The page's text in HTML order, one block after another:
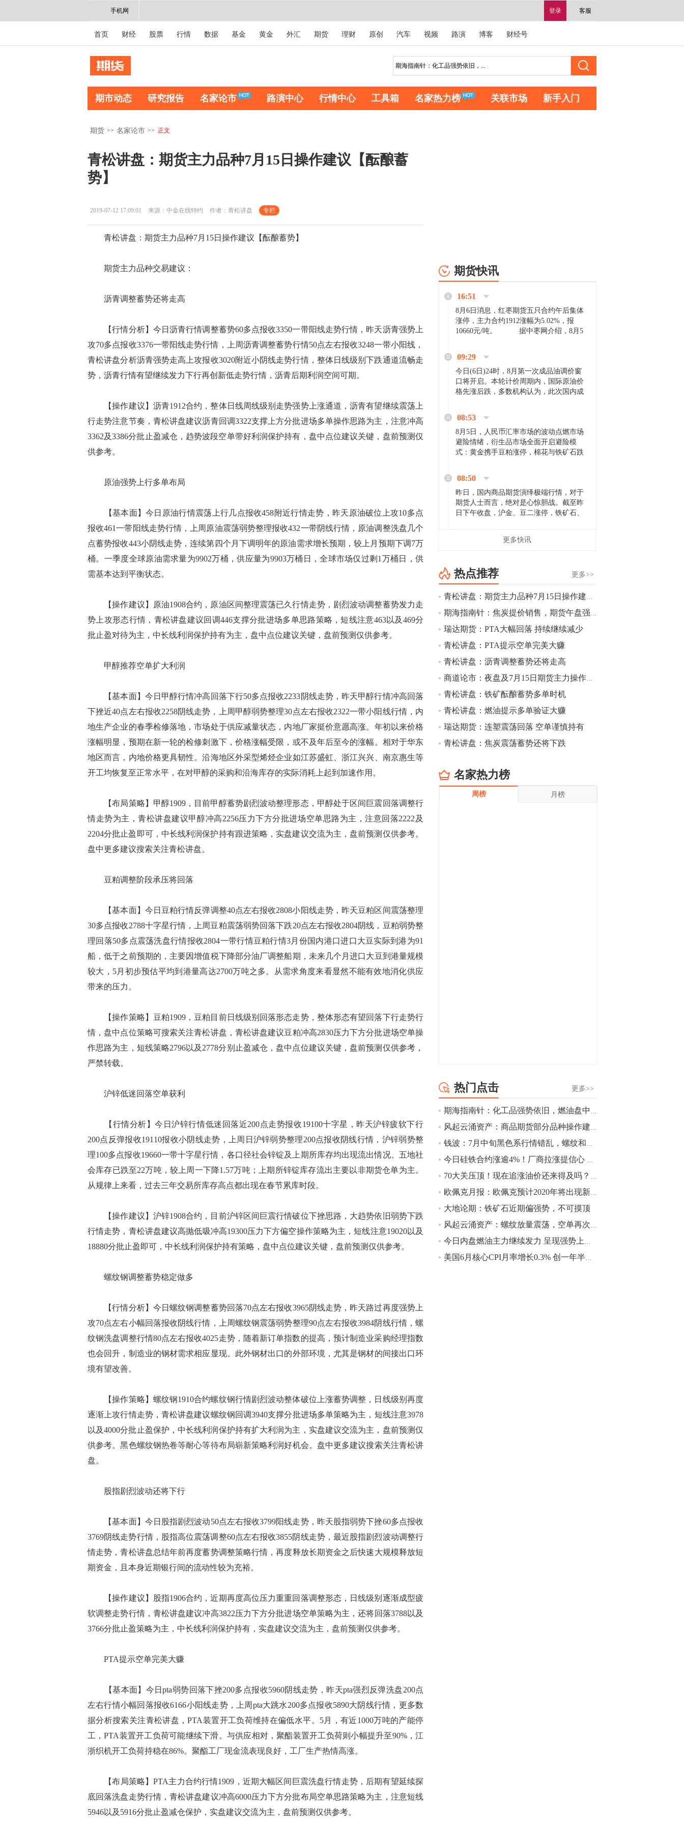
登录 客服
手机网
首页 财经 股票 行情 数据 基金 黄金 外汇 期货 理财 原创 汽车 视频 路演 博客 财经号
期市动态 研究报告 名家论市 路演中心 行情中心 工具箱 名家热力榜 关联市场 新手入门
期货 >> 名家论市 >> 正文
青松讲盘：期货主力品种7月15日操作建议【酝酿蓄
势】
2019-07-12 17:09:01 来源：中金在线特约 作者：青松讲盘 专栏
青松讲盘：期货主力品种7月15日操作建议【酝酿蓄势】
期货主力品种交易建议：
沥青调整蓄势还将走高
【行情分析】今日沥青行情调整蓄势60多点报收3350一带阳线走势行情，昨天沥青强势上
攻70多点报收3376一带阳线走势行情，上周沥青调整蓄势行情50点左右报收3248一带小阳线，
青松讲盘分析沥青强势走高上攻报收3020附近小阴线走势行情，整体日线级别下跌通道流畅走
势，沥青行情有望继续发力下行再创新低走势行情，沥青后期利润空间可期。
【操作建议】沥青1912合约，整体日线周线级别走势强势上涨通道，沥青有望继续震荡上
行走势注意节奏，青松讲盘建议沥青回调3322支撑上方分批进场多单操作思路为主，注意冲高
3362及3386分批止盈减仓，趋势波段空单带好利润保护持有，盘中点位建议关键，盘前预测仅
供参考。
原油强势上行多单布局
【基本面】今日原油行情震荡上行几点报收458附近行情走势，昨天原油破位上攻10多点
报收461一带阳线走势行情，上周原油震荡弱势整理报收432一带阴线行情，原油调整洗盘几个
点蓄势报收443小阴线走势，连续第四个月下调明年的原油需求增长预期，较上月预期下调7万
桶。一季度全球原油需求量为9902万桶，供应量为9903万桶日，全球市场仅过剩1万桶日，供
需基本达到平衡状态。
【操作建议】原油1908合约，原油区间整理震荡已久行情走势，剧烈波动调整蓄势发力走
势上攻形态行情，青松讲盘建议回调446支撑分批进场多单思路策略，短线注意463以及469分
批止盈对待为主，中长线利润保护持有为主，盘中点位建议关键，盘前预测仅供参考。
甲醇推荐空单扩大利润
【基本面】今日甲醇行情冲高回落下行50多点报收2233阴线走势，昨天甲醇行情冲高回落
下挫近40点左右报收2258阴线走势，上周甲醇弱势整理30点左右报收2322一带小阳线行情，内
地生产企业的春季检修落地，市场处于供应减量状态，内地厂家挺价意愿高涨。年初以来价格
涨幅明显，预期在新一轮的检修刺激下，价格涨幅受限，或不及年后至今的涨幅。相对于华东
地区而言，内地价格更具韧性。沿海地区外采型烯烃企业如江苏盛虹、浙江兴兴、南京惠生等
开工均恢复至正常水平，在对甲醇的采购和沿海库存的实际消耗上起到加速作用。
【布局策略】甲醇1909，目前甲醇蓄势剧烈波动整理形态，甲醇处于区间巨震回落调整行
情走势为主，青松讲盘建议甲醇冲高2256压力下方分批进场空单思路为主，注意回落2222及
2204分批止盈即可，中长线利润保护持有跟进策略，实盘建议交流为主，盘前预测仅供参考。
盘中更多建议搜索关注青松讲盘。
豆粕调整阶段承压将回落
【基本面】今日豆粕行情反弹调整40点左右报收2808小阳线走势，昨天豆粕区间震荡整理
30多点报收2788十字星行情，上周豆粕震荡弱势回落下跌20点左右报收2804阴线，豆粕弱势整
理回落50多点震荡洗盘行情报收2804一带行情豆粕行情3月份国内港口进口大豆实际到港为91
船，低于之前预期的，主要因增值税下降部分油厂调整船期，未来几个月进口大豆到港量规模
较大，5月初步预估平均到港量高达2700万吨之多。从需求角度来看显然不能有效地消化供应
带来的压力。
【操作策略】豆粕1909，豆粕目前日线级别回落形态走势，整体形态有望回落下行走势行
情，盘中点位策略可搜索关注青松讲盘，青松讲盘建议豆粕冲高2830压力下方分批进场空单操
作思路为主，短线策略2796以及2778分别止盈减仓，盘中点位建议关键，盘前预测仅供参考，
严禁转载。
沪锌低迷回落空单获利
【行情分析】今日沪锌行情低迷回落近200点走势报收19100十字星，昨天沪锌疲软下行
200点反弹报收19110报收小阴线走势，上周日沪锌弱势整理200点报收阴线行情，沪锌弱势整
理100多点报收19660一带十字星行情，各口径社会锌锭及上期所库存均出现流出情况。五地社
会库存已跌至22万吨，较上周一下降1.57万吨；上期所锌锭库存流出主要以非期货仓单为主。
从规律上来看，过去三年交易所库存高点都出现在春节累库时段。
【操作建议】沪锌1908合约，目前沪锌区间巨震行情破位下挫思路，大趋势依旧弱势下跌
行情走势，青松讲盘建议高抛低吸冲高19300压力下方偏空操作策略为主，短线注意19020以及
18880分批止盈即可，中长线利润保护持有策略，盘中点位建议关键，盘前预测仅供参考。
螺纹钢调整蓄势稳定做多
【行情分析】今日螺纹钢调整蓄势回落70点左右报收3965阴线走势，昨天路过再度强势上
攻70点左右小幅回落报收阴线行情，上周螺纹钢震荡弱势整理90点左右报收3984阴线行情，螺
纹钢洗盘调整行情80点左右报收4025走势，随着新订单指数的提高，预计制造业采购经理指数
也会回升，制造业的钢材需求相应显现。此外钢材出口的外部环境，尤其是钢材的间接出口环
境有望改善。
【操作策略】螺纹钢1910合约螺纹钢行情剧烈波动整体破位上涨蓄势调整，日线级别再度
逐渐上攻行情走势，青松讲盘建议螺纹钢回调3940支撑分批进场多单策略为主，短线注意3978
以及4000分批止盈保护，中长线利润保护持有扩大利润为主，实盘建议交流为主，盘前预测仅
供参考。黑色螺纹钢热卷等耐心等待布局崭新策略利润好机会。盘中更多建议搜索关注青松讲
盘。
股指剧烈波动还将下行
【基本面】今日股指剧烈波动50点左右报收3799阳线走势，昨天股指弱势下挫60多点报收
3769阴线走势行情，股指高位震荡调整60点左右报收3855阴线走势，最近股指剧烈波动调整行
情走势，青松讲盘总结年前再度蓄势调整策略行情，再度释放长期资金之后快速大规模释放短
期资金，且本身近期银行间的流动性较为充裕。
【操作建议】股指1906合约，近期再度高位压力重重回落调整形态，日线级别逐渐成型疲
软调整走势行情，青松讲盘建议冲高3822压力下方分批进场空单策略为主，还将回落3788以及
3766分批止盈策略为主，中长线利润保护持有，实盘建议交流为主，盘前预测仅供参考。
PTA提示空单完美大赚
【基本面】今日pta弱势回落下挫200多点报收5960阴线走势，昨天pta强烈反弹洗盘200点
左右行情小幅回落报收6166小阳线走势，上周pta大跳水200多点报收5890大阴线行情，更多数
据分析搜索关注青松讲盘，PTA装置开工负荷维持在偏低水平。5月，有近1000万吨的产能停
工，PTA装置开工负荷可能继续下滑。与供应相对，聚酯装置开工负荷则小幅提升至90%，江
浙织机开工负荷持稳在86%。聚酯工厂现金流表现良好，工厂生产热情高涨。
【布局策略】PTA主力合约行情1909，近期大幅区间巨震洗盘行情走势，后期有望延续探
底回落洗盘走势行情，青松讲盘建议冲高6000压力下方分批布局空单思路策略为主，注意短线
5946以及5916分批止盈减仓保护，实盘建议交流为主，盘前预测仅供参考。
期货快讯
16:51
8月6日消息，红枣期货五只合约午后集体
涨停，主力合约1912涨幅为5.02%，报
10660元/吨。 据中枣网介绍，8月5
家好货依旧惜售挺...
09:29
今日(6日)24时，8月第一次成品油调价窗
口将开启。本轮计价周期内，国际原油价
格先涨后跌，多数机构认为，此次国内成
08:53
8月5日，人民币汇率市场的波动点燃市场
避险情绪，衍生品市场全面开启避险模
式：黄金携手豆粕涨停，棉花与铁矿石跌
场来看，汇率波动...
08:50
昨日，国内商品期货演绎极端行情，对于
期货人士而言，绝对是心惊胆战。截至昨
日下午收盘，沪金、豆二涨停，铁矿石、
[imgnobrwh] src=...
14:23
跌幅达6%，报689.5元/吨，刷新近两个月
低位。
14:20
方正有色研究团队：高度重视贵金属的阶
段性机会。自年初以来沪金上涨16.93%，
立涨势，白银将开启补涨，且涨幅超过黄
金，金银比有望高位回归。
13:55
豆二期货主力合约涨停，涨幅达3.98%，报
CBOT大豆期货市场上涨，11月期约收高
影响，夜盘连粕高位窄幅震荡，建议短线
操作为主。 ...
13:54
8月5日消息，内外盘贵金属强劲走升，沪
金主力合约涨停，涨幅3.99%，报334.00
幅扩大至4.4%。
10:43
【行情】芝加哥11月大豆期货跌0.4%，12
月玉米期货跌1%。
10:43
【行情】油脂油料期货表现抢眼，豆二期
2.5%，棕榈油涨近2%，菜粕涨1.54%。
10:17
【研报精选】国内期货机构对8月5日的原
油期货走势预测
更多快讯
更多>>
热点推荐
青松讲盘：期货主力品种7月15日操作建议【酝酿蓄势】
期海指南针：焦炭提价销售，期货午盘强势拉涨后承压回落
瑞达期货：PTA大幅回落 持续继续减少
青松讲盘：PTA提示空单完美大赚
青松讲盘：沥青调整蓄势还将走高
商道论市：夜盘及7月15日期货主力操作策略
青松讲盘：铁矿酝酿蓄势多单时机
青松讲盘：燃油提示多单验证大赚
瑞达期货：连塑震荡回落 空单谨慎持有
青松讲盘：焦炭震荡蓄势还将下跌
名家热力榜
周榜 月榜
更多>>
热门点击
期海指南针：化工品强势依旧，燃油盘中封涨停板，螺纹、焦炭日内偏空交易
风起云涌资产：商品期货部分品种操作建议（豆一，甲醇，pp，棕榈油）
钱波：7月中旬黑色系行情错乱，螺纹和铁矿是否会反向套利
今日硅铁合约涨逾4%！厂商拉涨提信心 后市能否继续支撑？
70大关压顶！现在追涨油价还来得及吗？“风暴诞生之地”将给你最终答案
欧佩克月报：欧佩克预计2020年将出现新的原油过剩
大地论期：铁矿石近期偏强势，不可摸顶
风起云涌资产：螺纹放量震荡，空单再次入场
今日内盘燃油主力继续发力 呈现强势上涨趋势！
美国6月核心CPI月率增长0.3% 创一年半以来最大增幅